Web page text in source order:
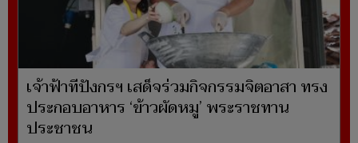
เจ้าฟ้าทีปังกรฯ เสด็จร่วมกิจกรรมจิตอาสา ทรง
ประกอบอาหาร ‘ข้าวผัดหมู’ พระราชทาน
ประชาชน